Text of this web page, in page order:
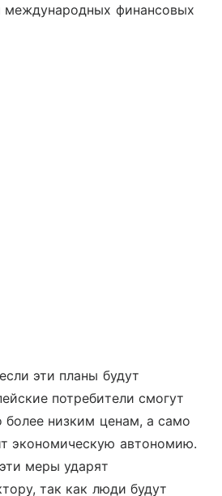
международных финансовых
эти планы будут
потребители смогут
более низким ценам, а само
экономическую автономию.
меры ударят
так как люди будут